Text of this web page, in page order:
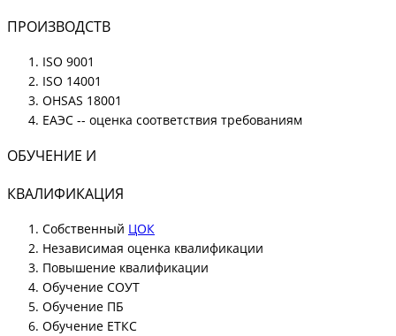
ПРОИЗВОДСТВ
ISO 9001
ISO 14001
OHSAS 18001
ЕАЭС -- оценка соответствия требованиям
ОБУЧЕНИЕ И
КВАЛИФИКАЦИЯ
Собственный ЦОК
Независимая оценка квалификации
Повышение квалификации
Обучение СОУТ
Обучение ПБ
Обучение ЕТКС